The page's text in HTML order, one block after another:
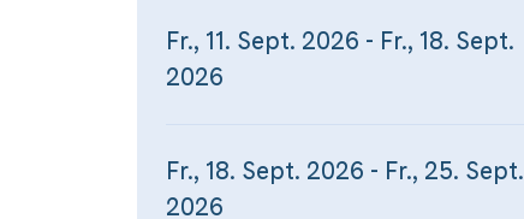
Fr., 11. Sept. 2026 - Fr., 18. Sept.
2026
Fr., 18. Sept. 2026 - Fr., 25. Sept.
2026